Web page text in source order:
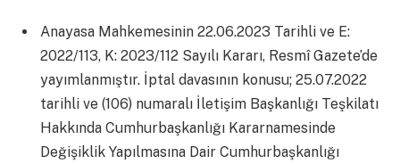
Anayasa Mahkemesinin 22.06.2023 Tarihli ve E:
2022/113, K: 2023/112 Sayılı Kararı, Resmî Gazete’de
yayımlanmıştır. İptal davasının konusu; 25.07.2022
tarihli ve (106) numaralı İletişim Başkanlığı Teşkilatı
Hakkında Cumhurbaşkanlığı Kararnamesinde
Değişiklik Yapılmasına Dair Cumhurbaşkanlığı